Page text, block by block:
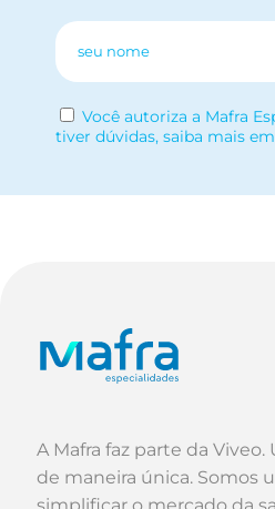
Você autoriza a Mafra
tiver dúvidas, saiba mais em
A Mafra faz parte da
de maneira única. Somos
simplificar o mercado da